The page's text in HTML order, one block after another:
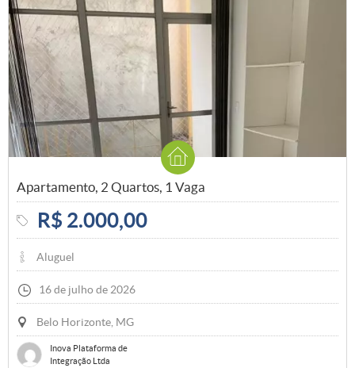
Apartamento, 2 Quartos, 1 Vaga
R$ 2.000,00
Aluguel
16 de julho de 2026
Belo Horizonte, MG
Inova Plataforma de
Integração Ltda